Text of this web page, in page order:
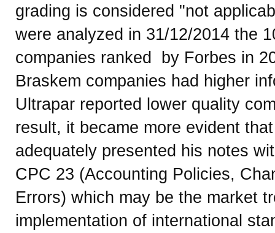
grading is considered "not
were analyzed in 31/12/2014 the
companies ranked by Forbes in
Braskem companies had higher
Ultrapar reported lower quality
result, it became more evident
adequately presented his notes
CPC 23 (Accounting Policies,
Errors) which may be the market
implementation of international